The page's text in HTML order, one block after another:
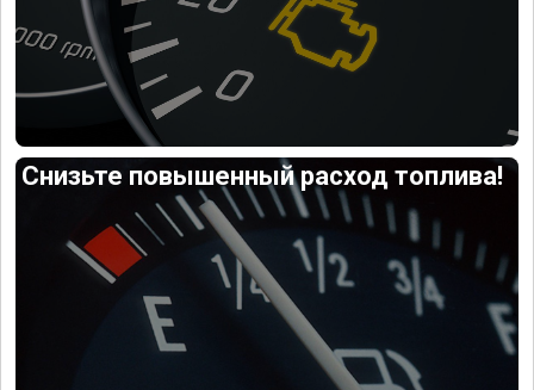
Снизьте повышенный расход топлива!